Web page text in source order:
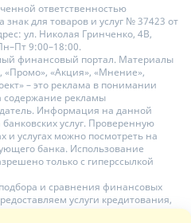
ответственностью
для товаров и услуг № 37423 от
ул. Николая Гринченко, 4В,
9:00–18:00.
финансовый портал. Материалы
«Промо», «Акция», «Мнение»,
– это реклама в понимании
содержание рекламы
Информация на данной
услуг. Проверенную
услугах можно посмотреть на
банка. Использование
только с гиперссылкой
и сравнения финансовых
услуги кредитования,
Ваши личные данные на